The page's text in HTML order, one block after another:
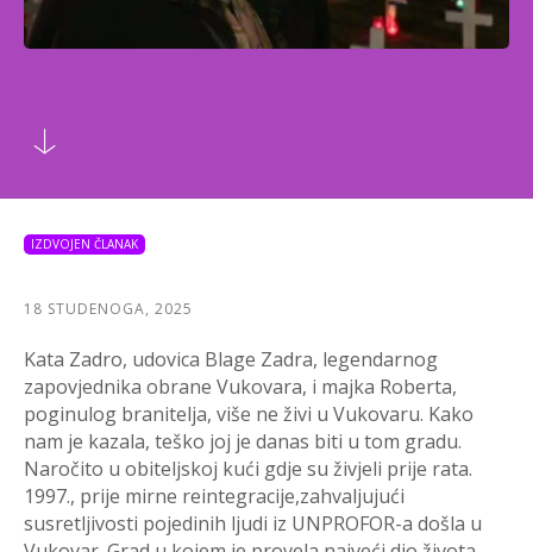
IZDVOJEN ČLANAK
18 STUDENOGA, 2025
Kata Zadro, udovica Blage Zadra, legendarnog
zapovjednika obrane Vukovara, i majka Roberta,
poginulog branitelja, više ne živi u Vukovaru. Kako
nam je kazala, teško joj je danas biti u tom gradu.
Naročito u obiteljskoj kući gdje su živjeli prije rata.
1997., prije mirne reintegracije,zahvaljujući
susretljivosti pojedinih ljudi iz UNPROFOR-a došla u